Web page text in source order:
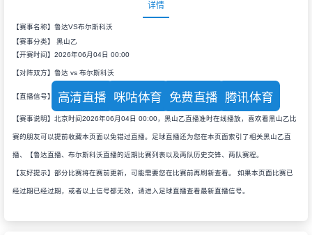
详情
【赛事名称】鲁达VS布尔斯科沃
【赛事分类】 黑山乙
【开赛时间】2026年06月04日 00:00
【对阵双方】鲁达 vs 布尔斯科沃
【直播信号】 高清直播 咪咕体育 免费直播 腾讯体育
【赛事说明】北京时间2026年06月04日 00:00，黑山乙直播准时在线播放，喜欢看黑山乙比
赛的朋友可以提前收藏本页面以免错过直播。足球直播还为您在本页面索引了相关黑山乙直
播、【鲁达直播、布尔斯科沃直播的近期比赛列表以及两队历史交锋、两队赛程。
【友好提示】部分比赛将在赛前更新，可能需要您在比赛前再刷新查看。 如果本页面比赛已
经过期已经过期，或者以上信号都无效，请进入足球直播查看最新直播信号。